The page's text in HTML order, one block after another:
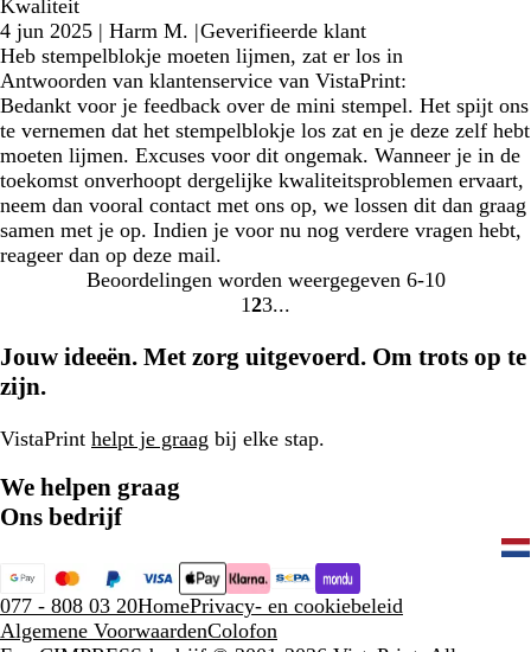
Kwaliteit
4 jun 2025 | Harm M. |Geverifieerde klant
Heb stempelblokje moeten lijmen, zat er los in
Antwoorden van klantenservice van VistaPrint:
Bedankt voor je feedback over de mini stempel. Het spijt ons
te vernemen dat het stempelblokje los zat en je deze zelf hebt
moeten lijmen. Excuses voor dit ongemak. Wanneer je in de
toekomst onverhoopt dergelijke kwaliteitsproblemen ervaart,
neem dan vooral contact met ons op, we lossen dit dan graag
samen met je op. Indien je voor nu nog verdere vragen hebt,
reageer dan op deze mail.
Beoordelingen worden weergegeven 6-10
Naar
1 Naar
2Naar
3
Jouw ideeën. Met zorg uitgevoerd. Om trots op te
zijn.
VistaPrint helpt je graag bij elke stap.
We helpen graag
Ons bedrijf
077 - 808 03 20HomePrivacy- en cookiebeleid
Algemene VoorwaardenColofon